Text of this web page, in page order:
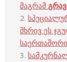
მაგრამ
2.
მხრივ ეს
3.